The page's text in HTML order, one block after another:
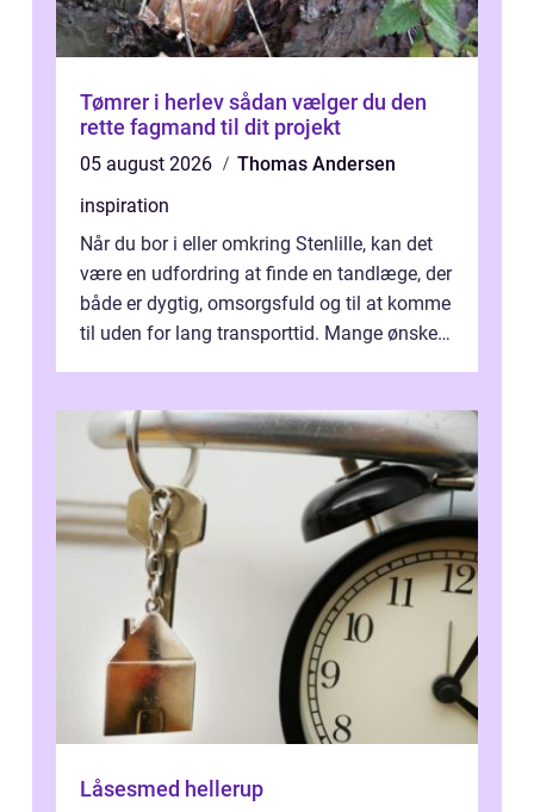
Tømrer i herlev sådan vælger du den
rette fagmand til dit projekt
05 august 2026
Thomas Andersen
inspiration
Når du bor i eller omkring Stenlille, kan det
være en udfordring at finde en tandlæge, der
både er dygtig, omsorgsfuld og til at komme
til uden for lang transporttid. Mange ønsker
Låsesmed hellerup